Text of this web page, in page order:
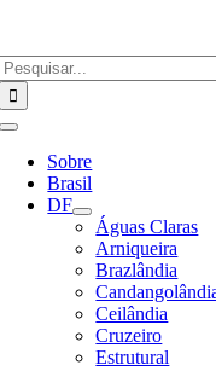
o
conteúdo
Alternar
Navegação
Sobre
Brasil
DF
Águas Claras
Arniqueira
Brazlândia
Ceilândia
Cruzeiro
Estrutural